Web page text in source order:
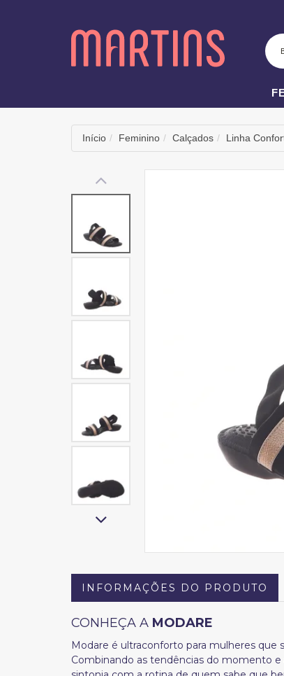
Início Feminino Calçados Linha
INFORMAÇÕES DO PRODUTO
CONHEÇA A MODARE
Modare é ultraconforto para mulheres
Combinando as tendências do momento